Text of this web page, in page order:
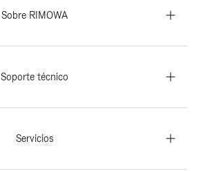
Sobre RIMOWA
Soporte técnico
Servicios